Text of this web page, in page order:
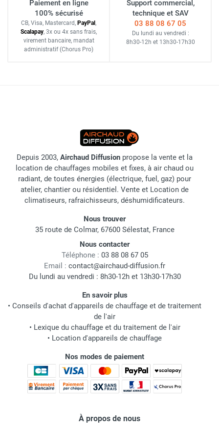
Paiement en ligne
100% sécurisé
CB, Visa, Mastercard, PayPal ,
Scalapay, 3x ou 4x sans frais,
virement bancaire, mandat
administratif (Chorus Pro)
Support commercial,
technique et SAV
03 88 08 67 05
Du lundi au vendredi :
8h30-12h et 13h30-17h30
Depuis 2003, Airchaud Diffusion propose la vente et la
location de chauffages mobiles et fixes, à air chaud ou
radiant, de toutes énergies (électrique, fuel, gaz) pour
atelier, chantier ou résidentiel. Vente et Location de
climatiseurs, rafraichisseurs, déshumidificateurs.
Nous trouver
35 route de Colmar, 67600 Sélestat, France
Nous contacter
Téléphone : 03 88 08 67 05
Email : contact@airchaud-diffusion.fr
Du lundi au vendredi : 8h30-12h et 13h30-17h30
En savoir plus
• Conseils d'achat d'appareils de chauffage et de traitement
de l'air
• Lexique du chauffage et du traitement de l'air
• Location d'appareils de chauffage
Nos modes de paiement
À propos de nous